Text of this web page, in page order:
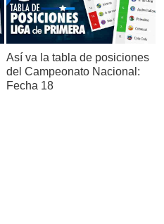
Así va la tabla de posiciones
del Campeonato Nacional:
Fecha 18